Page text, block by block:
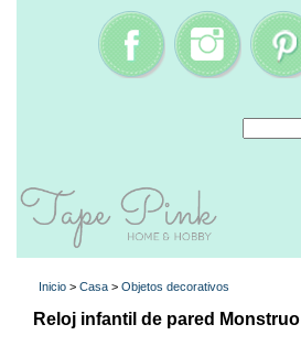
Inicio > Casa > Objetos decorativos
Reloj infantil de pared Monstruo